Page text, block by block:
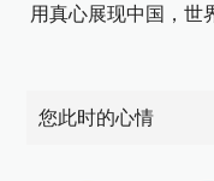
用真心展现中国，世
您此时的心情